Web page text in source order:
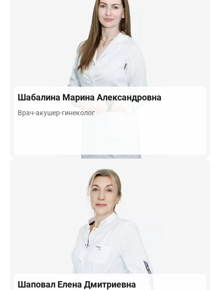
Шабалина Марина Александровна
Врач-акушер-гинеколог
Шаповал Елена Дмитриевна